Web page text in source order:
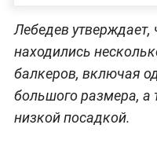
Лебедев
находились
балкеров, включая
большого размера, а
низкой посадкой.